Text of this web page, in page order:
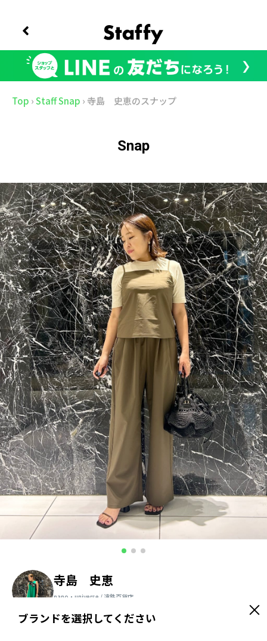
Top ›Staff Snap ›寺島 史恵のスナップ
Snap
寺島 史恵
nano・universe / 遠鉄百貨店
ブランドを選択してください